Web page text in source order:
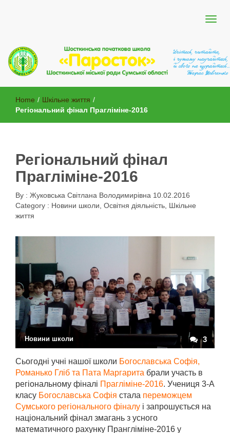
Шосткинська початкова школа
"Паросток"
Home / Шкільне життя /
Регіональний фінал Прагліміне-2016
Регіональний фінал
Прагліміне-2016
By : Жуковська Світлана Володимирівна 10.02.2016
Category : Новини школи, Освітня діяльність, Шкільне
життя
Новини школи 3
Сьогодні учні нашої школи Богославська Софія,
Романько Гліб та Пата Маргарита брали участь в
регіональному фіналі Прагліміне-2016. Учениця 3-А
класу Богославська Софія стала переможцем
Сумського регіонального фіналу і запрошується на
національний фінал змагань з усного
математичного рахунку Прангліміне-2016 у